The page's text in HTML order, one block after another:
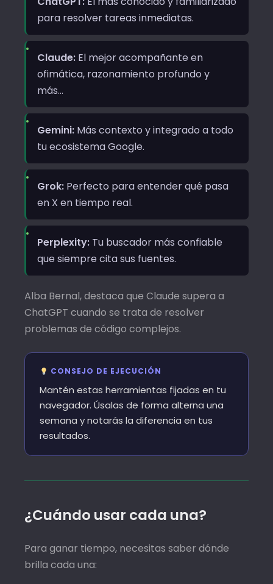
para resolver tareas inmediatas.
Claude: El mejor acompañante en
ofimática, razonamiento profundo y
más…
Gemini: Más contexto y integrado a todo
tu ecosistema Google.
Grok: Perfecto para entender qué pasa
en X en tiempo real.
Perplexity: Tu buscador más confiable
que siempre cita sus fuentes.
Alba Bernal, destaca que Claude supera a
ChatGPT cuando se trata de resolver
problemas de código complejos.
CONSEJO DE EJECUCIÓN
Mantén estas herramientas fijadas en tu
navegador. Úsalas de forma alterna una
semana y notarás la diferencia en tus
resultados.
¿Cuándo usar cada una?
Para ganar tiempo, necesitas saber dónde
brilla cada una: